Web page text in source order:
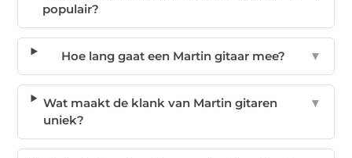
populair?
Hoe lang gaat een Martin gitaar mee? ▼
Wat maakt de klank van Martin gitaren
uniek?
▼